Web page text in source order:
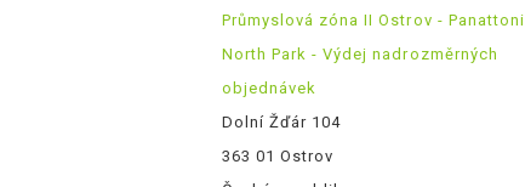
Průmyslová zóna II Ostrov - Panattoni
North Park - Výdej nadrozměrných
objednávek
Dolní Žďár 104
363 01 Ostrov